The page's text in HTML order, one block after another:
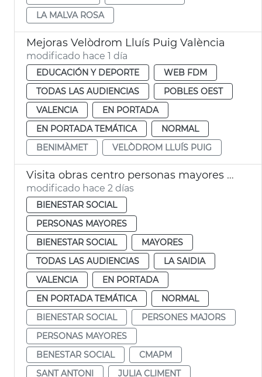
LA MALVA ROSA
Mejoras Velòdrom Lluís Puig València
modificado hace 1 día
EDUCACIÓN Y DEPORTE
WEB FDM
TODAS LAS AUDIENCIAS
POBLES OEST
VALENCIA
EN PORTADA
EN PORTADA TEMÁTICA
NORMAL
BENIMÀMET
VELÒDROM LLUÍS PUIG
Visita obras centro personas mayores Sant Antoni València
modificado hace 2 días
BIENESTAR SOCIAL
PERSONAS MAYORES
BIENESTAR SOCIAL
MAYORES
TODAS LAS AUDIENCIAS
LA SAIDIA
VALENCIA
EN PORTADA
EN PORTADA TEMÁTICA
NORMAL
BIENESTAR SOCIAL
PERSONES MAJORS
PERSONAS MAYORES
BENESTAR SOCIAL
CMAPM
SANT ANTONI
JULIA CLIMENT